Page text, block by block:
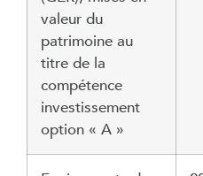
valeur du
patrimoine au
titre de la
compétence
investissement
option « A »